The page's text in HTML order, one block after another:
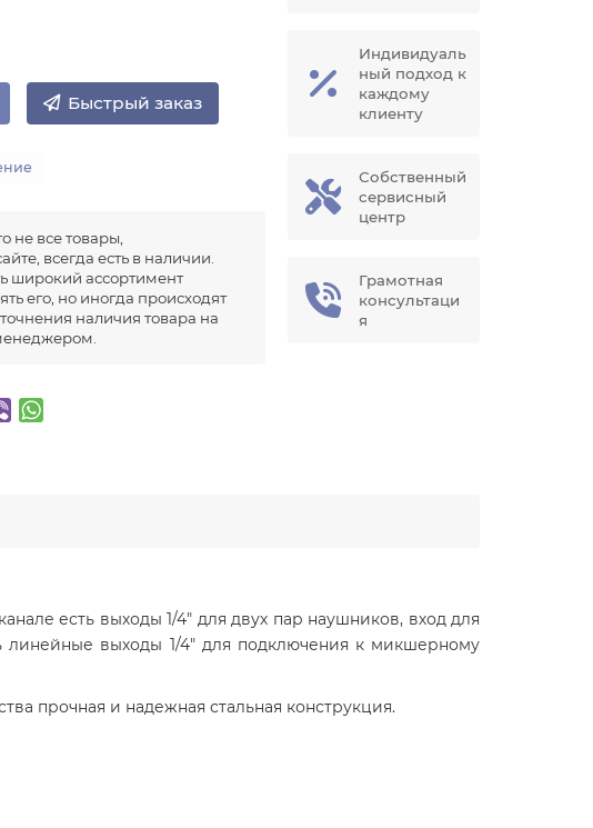
Быстрый заказ
не все товары,
всегда есть в наличии.
широкий ассортимент
его, но иногда происходят
наличия товара на
Индивидуаль
ный подход к
каждому
клиенту
Собственный
сервисный
центр
Грамотная
консультаци
я
есть выходы 1/4" для двух пар наушников, вход для
линейные выходы 1/4" для подключения к микшерному
прочная и надежная стальная конструкция.